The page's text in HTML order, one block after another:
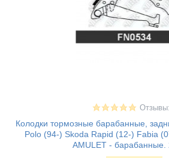
Колодки тормозные барабанные,
Polo (94-) Skoda Rapid (12-) Fabia
AMULET - барабанные.